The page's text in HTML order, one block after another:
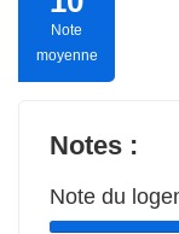
Note
moyenne
Notes :
Note du